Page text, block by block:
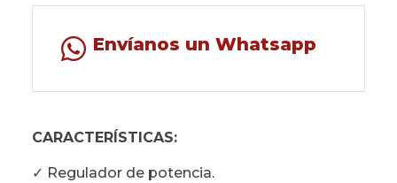
Envíanos un Whatsapp
CARACTERÍSTICAS:
✓ Regulador de potencia.